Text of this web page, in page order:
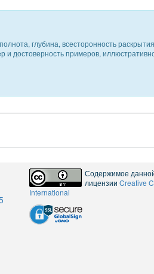
глубина, всесторонность
и достоверность примеров,
Содержимое
лицензии Creative
International